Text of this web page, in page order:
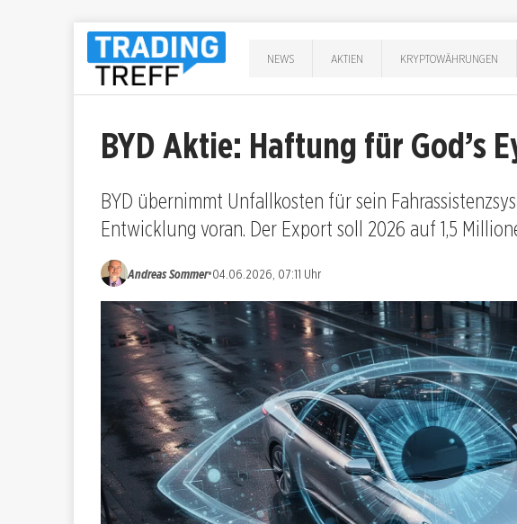
NEWS AKTIEN KRYPTOWÄHRUNGEN
BYD Aktie: Haftung für God’s
BYD übernimmt Unfallkosten für sein
Entwicklung voran. Der Export soll 2026 auf 1,5
Andreas Sommer•04.06.2026, 07:11 Uhr